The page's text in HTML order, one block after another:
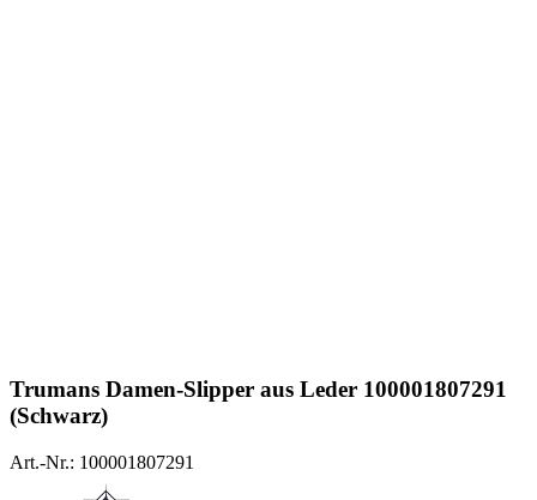
Trumans Damen-Slipper aus Leder 100001807291
(Schwarz)
Art.-Nr.: 100001807291